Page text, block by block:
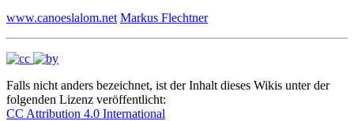
www.canoeslalom.net Markus Flechtner
Falls nicht anders bezeichnet, ist der Inhalt dieses Wikis unter der
folgenden Lizenz veröffentlicht:
CC Attribution 4.0 International